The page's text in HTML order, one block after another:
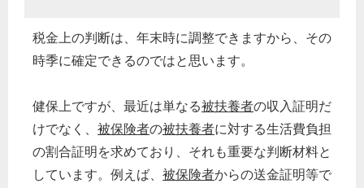
税金上の判断は、年末時に調整できますから、その
時季に確定できるのではと思います。
健保上ですが、最近は単なる被扶養者の収入証明だ
けでなく、 被保険者の被扶養者に対する生活費負担
の割合証明を求めており、それも重要な判断材料と
しています。例えば、 被保険者からの送金証明等で